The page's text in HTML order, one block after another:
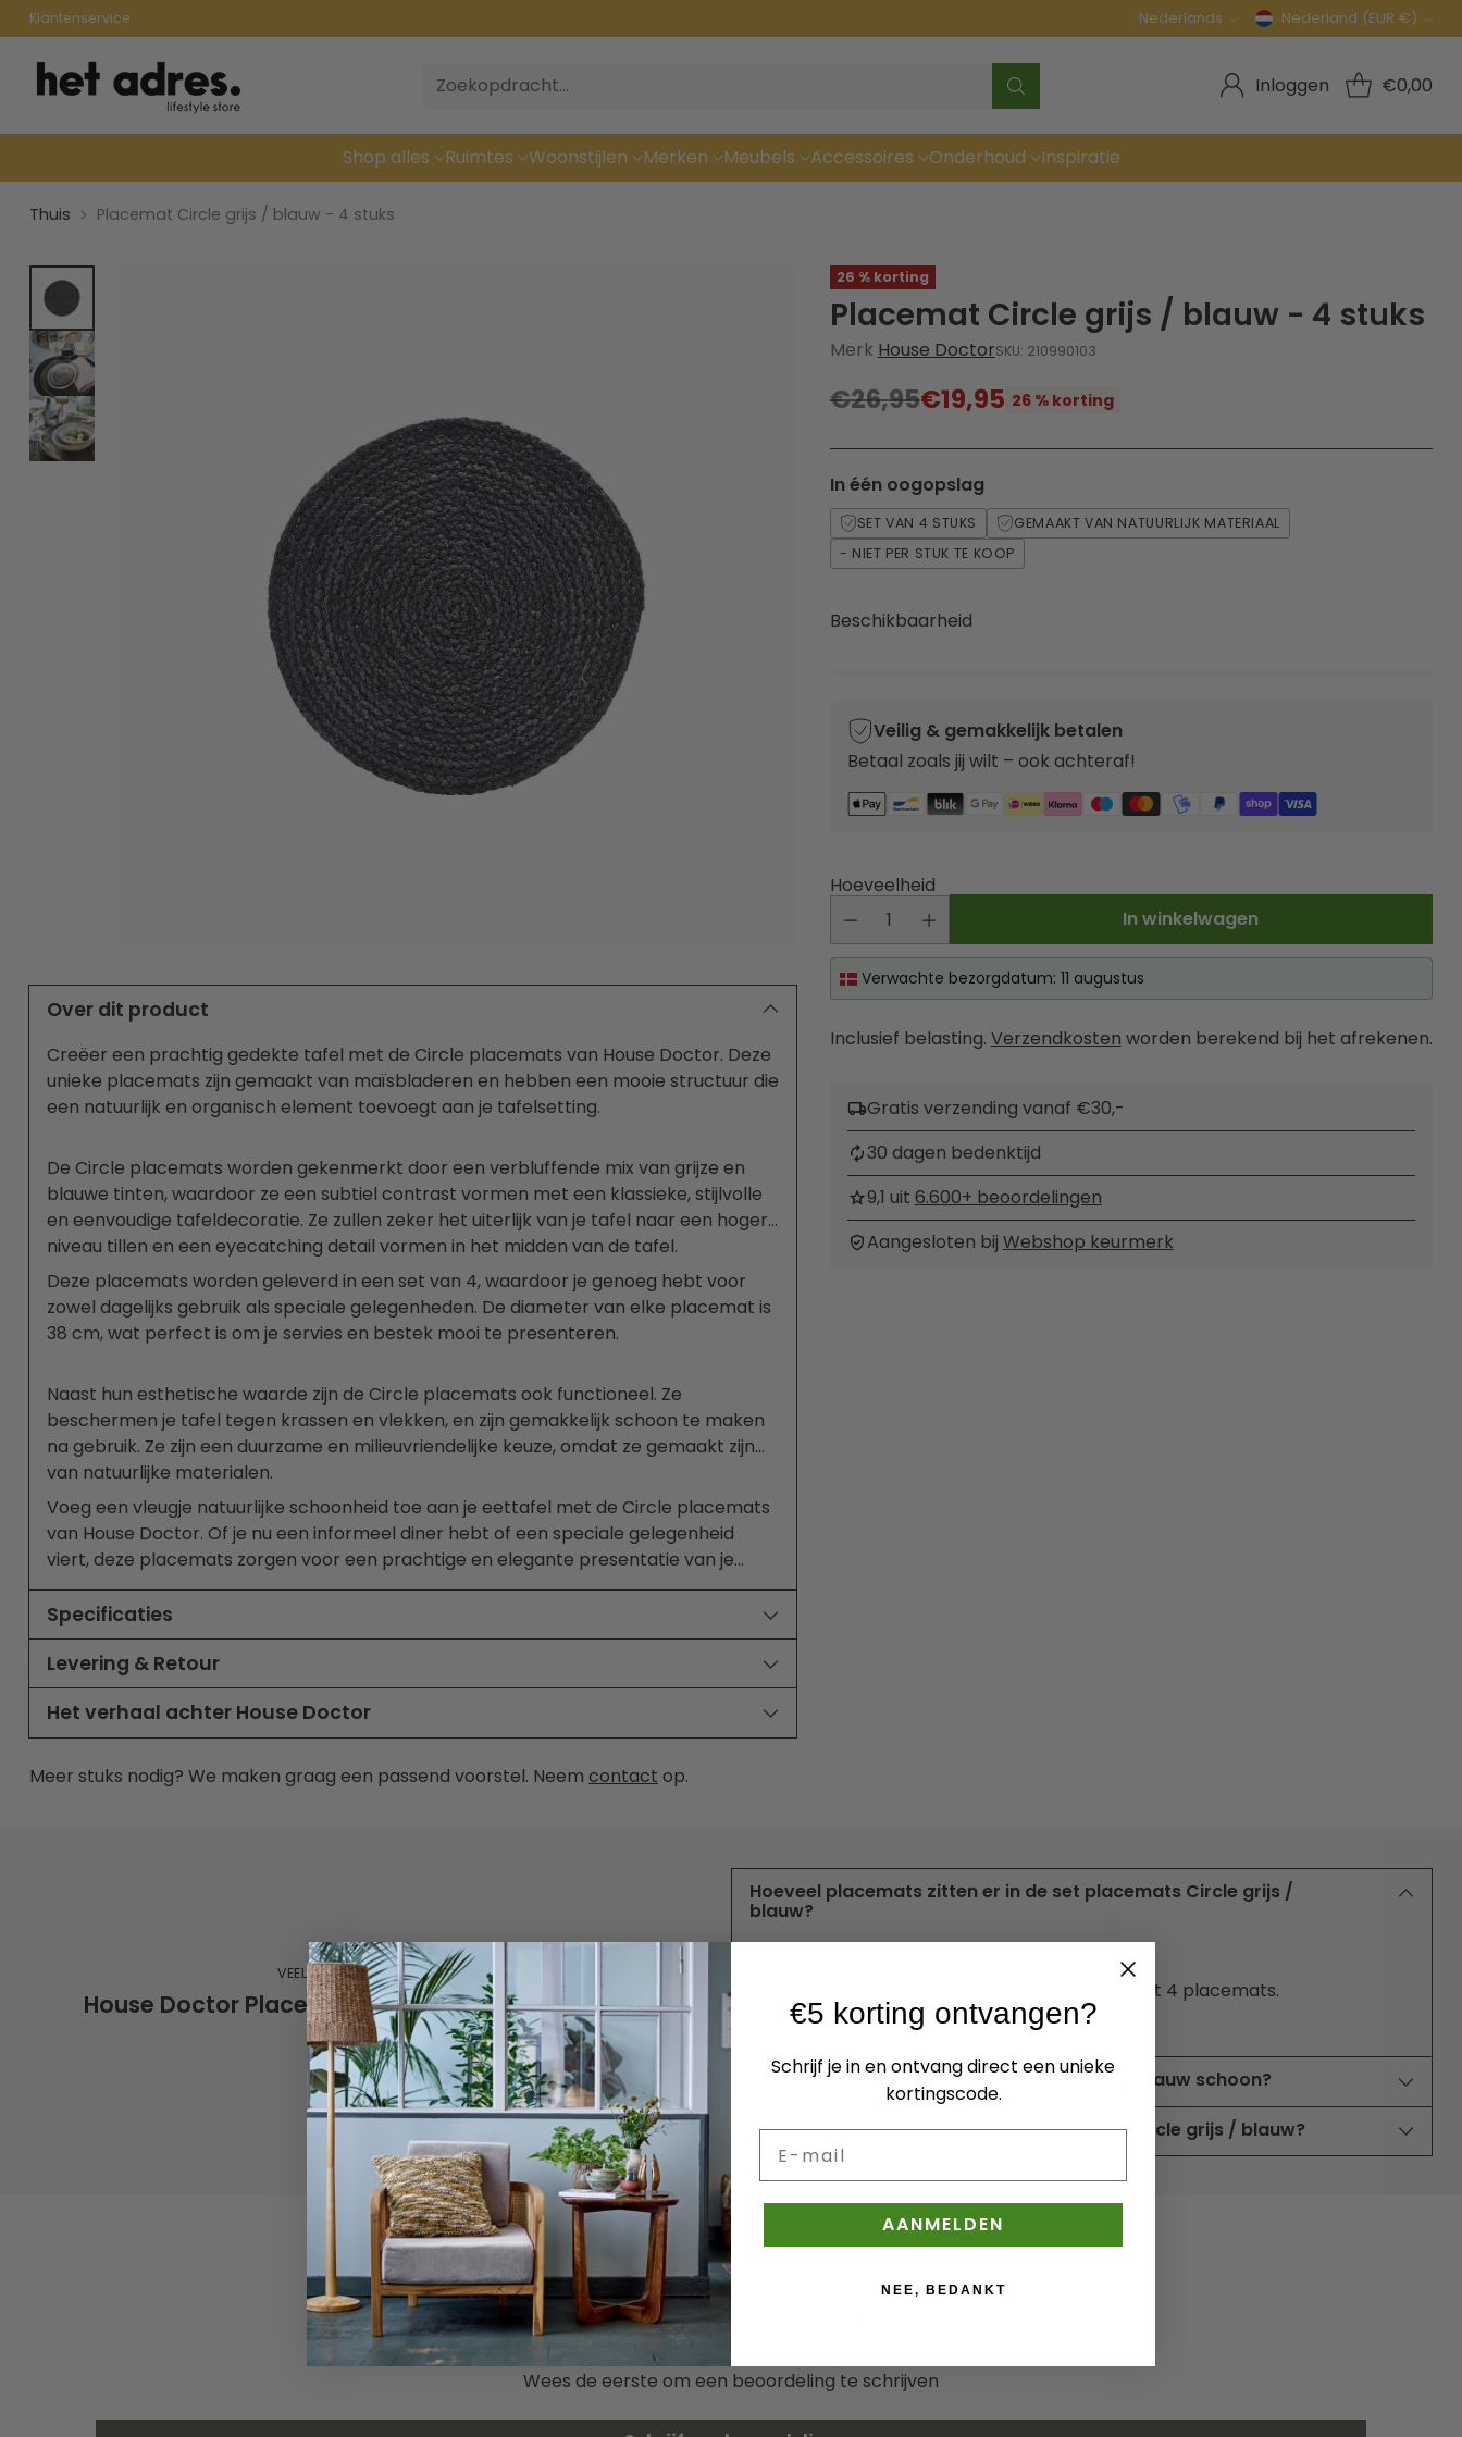
Zoekopdracht… Inloggen €0,00
Shop alles Ruimtes Woonstijlen Merken Meubels Accessoires Onderhoud Inspiratie
Klantenservice Taal
Nederlands Munteenheid
Nederland (EUR €)
Thuis Placemat Circle grijs / blauw - 4 stuks
Over dit product
Creëer een prachtig gedekte tafel met de Circle placemats van House Doctor. Deze
unieke placemats zijn gemaakt van maïsbladeren en hebben een mooie structuur die
een natuurlijk en organisch element toevoegt aan je tafelsetting.
De Circle placemats worden gekenmerkt door een verbluffende mix van grijze en
blauwe tinten, waardoor ze een subtiel contrast vormen met een klassieke, stijlvolle
en eenvoudige tafeldecoratie. Ze zullen zeker het uiterlijk van je tafel naar een hoger
niveau tillen en een eyecatching detail vormen in het midden van de tafel.
Deze placemats worden geleverd in een set van 4, waardoor je genoeg hebt voor
zowel dagelijks gebruik als speciale gelegenheden. De diameter van elke placemat is
38 cm, wat perfect is om je servies en bestek mooi te presenteren.
Naast hun esthetische waarde zijn de Circle placemats ook functioneel. Ze
beschermen je tafel tegen krassen en vlekken, en zijn gemakkelijk schoon te maken
na gebruik. Ze zijn een duurzame en milieuvriendelijke keuze, omdat ze gemaakt zijn
van natuurlijke materialen.
Voeg een vleugje natuurlijke schoonheid toe aan je eettafel met de Circle placemats
van House Doctor. Of je nu een informeel diner hebt of een speciale gelegenheid
viert, deze placemats zorgen voor een prachtige en elegante presentatie van je
maaltijden. Maak van elke maaltijd een bijzondere ervaring met deze prachtige
placemats.
Specificaties
Levering & Retour
Het verhaal achter House Doctor
Meer stuks nodig? We maken graag een passend voorstel. Neem contact op.
26 % korting
Placemat Circle grijs / blauw - 4 stuks
Merk House DoctorSKU: 210990103
Normale
prijs
€26,95€19,95 26 % korting
In één oogopslag
SET VAN 4 STUKS
GEMAAKT VAN NATUURLIJK MATERIAAL
- NIET PER STUK TE KOOP
Beschikbaarheid
Veilig & gemakkelijk betalen
Betaal zoals jij wilt – ook achteraf!
Hoeveelheid
In winkelwagen
Verwachte bezorgdatum: 11 augustus
Inclusief belasting. Verzendkosten worden berekend bij het afrekenen.
Gratis verzending vanaf €30,-
30 dagen bedenktijd
9,1 uit 6.600+ beoordelingen
Aangesloten bij Webshop keurmerk
VEELGESTELDE VRAGEN OVER
House Doctor Placemat Circle grijs / blauw - 4 stuks
Hoeveel placemats zitten er in de set placemats Circle grijs /
blauw?
Circle grijs / blauw bestaat uit 4 placemats.
Hoe maak je de set placemats Circle grijs / blauw schoon?
Welke afmetingen heeft de set placemats Circle grijs / blauw?
Klantbeoordelingen
Wees de eerste om een beoordeling te schrijven
€5 korting ontvangen?
Schrijf je in en ontvang direct een unieke
kortingscode.
AANMELDEN
NEE, BEDANKT